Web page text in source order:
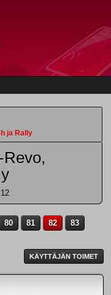
ja Rally
80 81 82
83
KÄYTTÄJÄN TOIMET